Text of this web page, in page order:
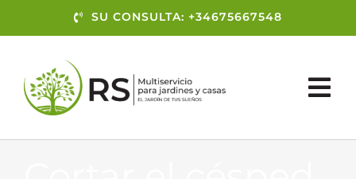
to
SU CONSULTA: +34675667548